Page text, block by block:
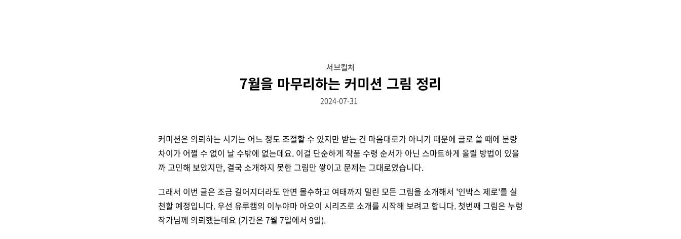
서브컬처
7월을 마무리하는 커미션 그림 정리
2024-07-31
커미션은 의뢰하는 시기는 어느 정도 조절할 수 있지만 받는 건 마음대로가 아니기 때문에 글로 쓸 때에 분량
차이가 어쩔 수 없이 날 수밖에 없는데요. 이걸 단순하게 작품 수령 순서가 아닌 스마트하게 올릴 방법이 있을
까 고민해 보았지만, 결국 소개하지 못한 그림만 쌓이고 문제는 그대로였습니다.
그래서 이번 글은 조금 길어지더라도 안면 몰수하고 여태까지 밀린 모든 그림을 소개해서 '인박스 제로'를 실
천할 예정입니다. 우선 유루캠의 이누야마 아오이 시리즈로 소개를 시작해 보려고 합니다. 첫번째 그림은 누렁
작가님께 의뢰했는데요 (기간은 7월 7일에서 9일).